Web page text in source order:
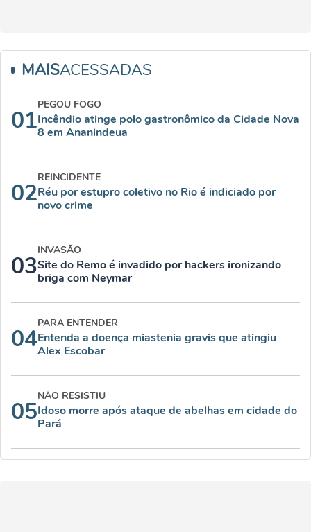
MAISACESSADAS
01
PEGOU FOGO
Incêndio atinge polo gastronômico da Cidade Nova
8 em Ananindeua
02
REINCIDENTE
Réu por estupro coletivo no Rio é indiciado por
novo crime
03
INVASÃO
Site do Remo é invadido por hackers ironizando
briga com Neymar
04
PARA ENTENDER
Entenda a doença miastenia gravis que atingiu
Alex Escobar
05
NÃO RESISTIU
Idoso morre após ataque de abelhas em cidade do
Pará